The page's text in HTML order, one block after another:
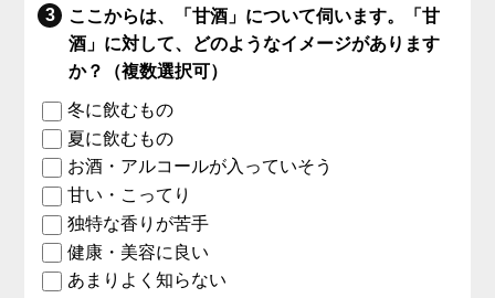
ここからは、「甘酒」について伺います。「甘
酒」に対して、どのようなイメージがあります
か？（複数選択可）
冬に飲むもの
夏に飲むもの
お酒・アルコールが入っていそう
甘い・こってり
独特な香りが苦手
健康・美容に良い
あまりよく知らない